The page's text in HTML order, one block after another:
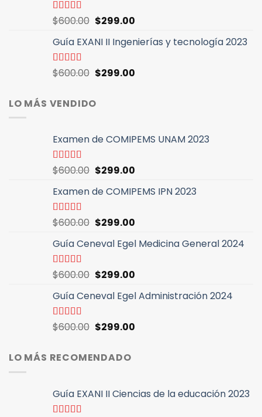
$600.00.$299.00.
Valorado
con
5
$600.00 El
original
$600.00.
$299.00El
actual
$299.00.
Guía EXANI II Ingenierías y tecnología 2023
Valorado
con
$600.00 El
original
era:
$299.00El
LO MÁS VENDIDO
Examen de COMIPEMS UNAM 2023
Valorado
de 5
$600.00 El
original
$600.00.
$299.00El
actual
$299.00.
Examen de COMIPEMS IPN 2023
Valorado
5
$600.00 El
original
$600.00.
$299.00El
actual
$299.00.
Guía Ceneval Egel Medicina General 2024
Valorado
5
$600.00 El
original
$600.00.
$299.00El
actual
$299.00.
Guía Ceneval Egel Administración 2024
Valorado
$600.00 El
original
era:
$299.00El
LO MÁS RECOMENDADO
Guía EXANI II Ciencias de la educación 2023